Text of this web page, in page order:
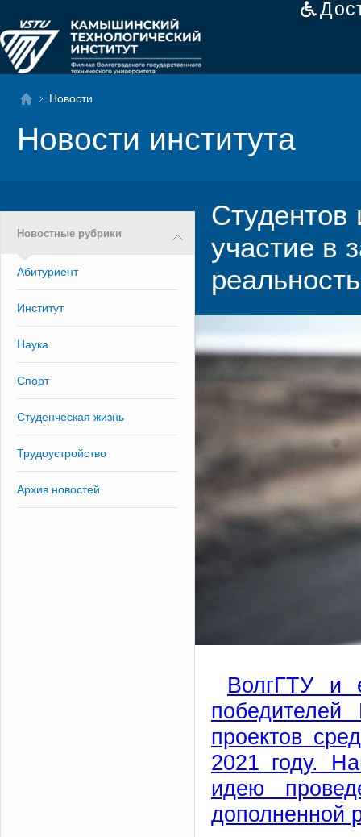
Новости
Новости института
Новостные рубрики
Абитуриент
Институт
Наука
Спорт
Студенческая жизнь
Трудоустройство
Архив новостей
Студентов
участие в
ВолгГТУ и
победителей
проектов
2021 году.
идею
дополненной